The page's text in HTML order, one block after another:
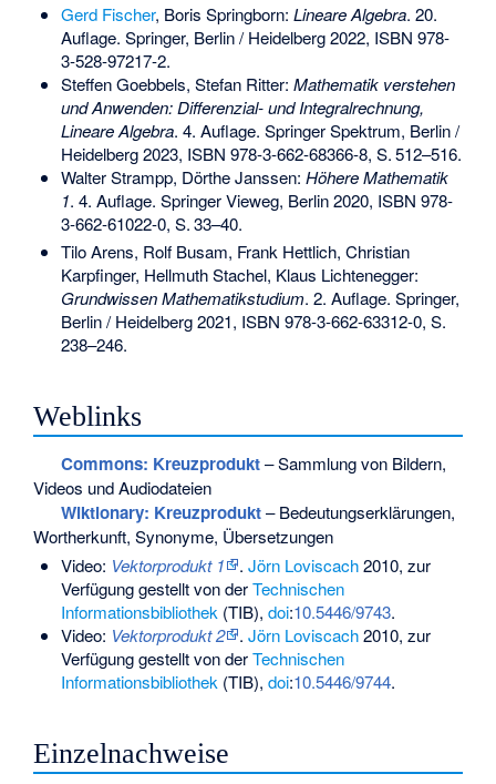
Gerd Fischer, Boris Springborn: Lineare Algebra. 20.
Auflage. Springer, Berlin / Heidelberg 2022, ISBN 978-
3-528-97217-2.
Steffen Goebbels, Stefan Ritter: Mathematik verstehen
und Anwenden: Differenzial- und Integralrechnung,
Lineare Algebra. 4. Auflage. Springer Spektrum, Berlin /
Heidelberg 2023, ISBN 978-3-662-68366-8, S.512–516.
Walter Strampp, Dörthe Janssen: Höhere Mathematik
1. 4. Auflage. Springer Vieweg, Berlin 2020, ISBN 978-
3-662-61022-0, S.33–40.
Tilo Arens, Rolf Busam, Frank Hettlich, Christian
Karpfinger, Hellmuth Stachel, Klaus Lichtenegger:
Grundwissen Mathematikstudium. 2. Auflage. Springer,
Berlin / Heidelberg 2021, ISBN 978-3-662-63312-0, S.
238–246.
Weblinks
Commons: Kreuzprodukt– Sammlung von Bildern,
Videos und Audiodateien
Wiktionary: Kreuzprodukt– Bedeutungserklärungen,
Wortherkunft, Synonyme, Übersetzungen
Video: Vektorprodukt 1 . Jörn Loviscach2010, zur
Verfügung gestellt von derTechnischen
Informationsbibliothek (TIB), doi:10.5446/9743.
Video: Vektorprodukt 2 . Jörn Loviscach2010, zur
Verfügung gestellt von derTechnischen
Informationsbibliothek (TIB), doi:10.5446/9744.
Einzelnachweise